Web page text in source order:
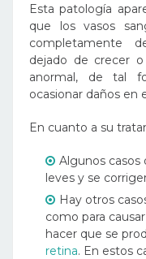
Esta patología
que los vasos
completamente
dejado de crecer
anormal, de tal
ocasionar daños en
En cuanto a su
Algunos
leves y se
Hay otros
como para
hacer que se
retina. En estos